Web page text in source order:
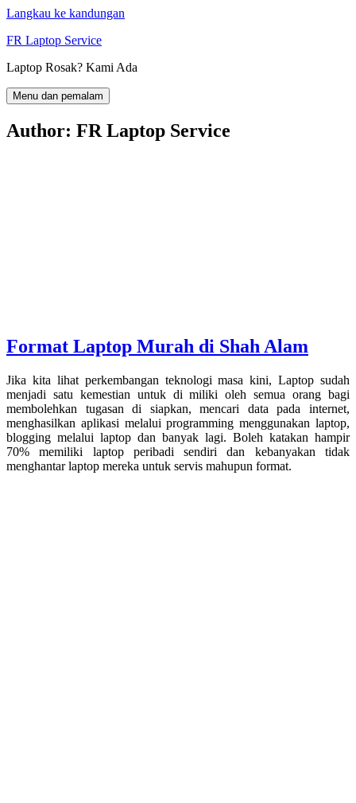
Langkau ke kandungan
FR Laptop Service
Laptop Rosak? Kami Ada
Menu dan pemalam
Author: FR Laptop Service
Format Laptop Murah di Shah Alam
Jika kita lihat perkembangan teknologi masa kini, Laptop sudah
menjadi satu kemestian untuk di miliki oleh semua orang bagi
membolehkan tugasan di siapkan, mencari data pada internet,
menghasilkan aplikasi melalui programming menggunakan laptop,
blogging melalui laptop dan banyak lagi. Boleh katakan hampir
70% memiliki laptop peribadi sendiri dan kebanyakan tidak
menghantar laptop mereka untuk servis mahupun format.